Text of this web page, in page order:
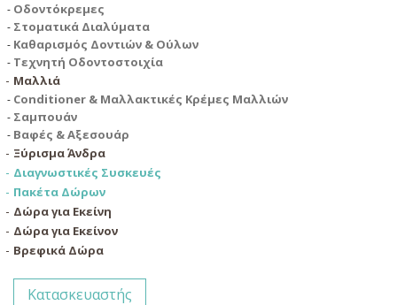
Οδοντόκρεμες
Στοματικά Διαλύματα
Καθαρισμός Δοντιών & Ούλων
Τεχνητή Οδοντοστοιχία
Μαλλιά
Conditioner & Μαλλακτικές Κρέμες Μαλλιών
Σαμπουάν
Βαφές & Αξεσουάρ
Ξύρισμα Άνδρα
Διαγνωστικές Συσκευές
Πακέτα Δώρων
Δώρα για Εκείνη
Δώρα για Εκείνον
Βρεφικά Δώρα
Κατασκευαστής